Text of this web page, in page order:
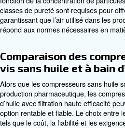
Contaminants
leur impact
Les contaminants présents
en trois types principaux :
Particules sèches: poussière
provoquer une usure
Eau et vapeur d’eau: